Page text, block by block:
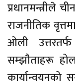
प्रधानमन्त्रीले
राजनीतिक
ओली
सम्झौताहरू
कार्यान्वयनको